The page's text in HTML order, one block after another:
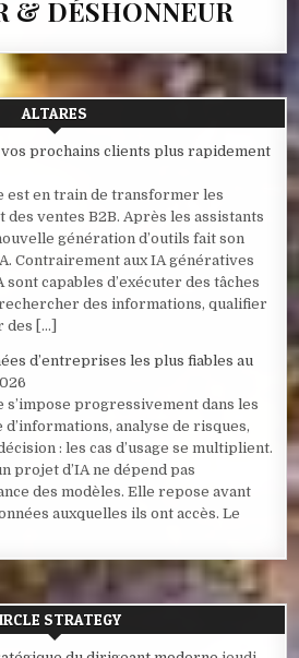
& DÉSHONNEUR
ALTARES
prochains clients plus rapidement
est en train de transformer les
ventes B2B. Après les assistants
génération d’outils fait son
Contrairement aux IA génératives
sont capables d’exécuter des tâches
des informations, qualifier
[…]
d’entreprises les plus fiables au
progressivement dans les
analyse de risques,
: les cas d’usage se multiplient.
projet d’IA ne dépend pas
des modèles. Elle repose avant
auxquelles ils ont accès. Le
STRATEGY